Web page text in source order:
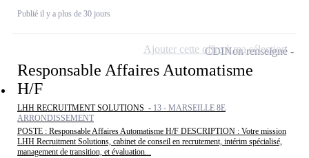
Publié il y a plus de 30 jours
Responsable Affaires Automatisme
H/F
LHH RECRUITMENT SOLUTIONS - 13 - MARSEILLE 8E
ARRONDISSEMENT
POSTE : Responsable Affaires Automatisme H/F DESCRIPTION : Votre mission
LHH Recruitment Solutions, cabinet de conseil en recrutement, intérim spécialisé,
management de transition, et évaluation...
CDINon renseigné
Ajouter cette offre à ma sélection